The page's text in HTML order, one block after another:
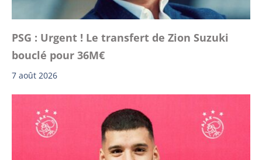
PSG : Urgent ! Le transfert de Zion Suzuki
bouclé pour 36M€
7 août 2026